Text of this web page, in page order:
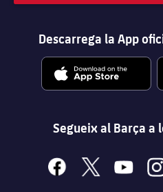
Descarrega la App
Segueix al Barça a
facebook
x youtube